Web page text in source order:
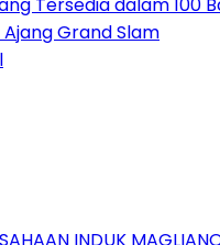
Grand Slam
INDUK